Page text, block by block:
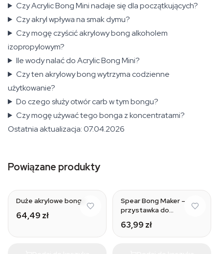
Czy Acrylic Bong Mini nadaje się dla początkujących?
Czy akryl wpływa na smak dymu?
Czy mogę czyścić akrylowy bong alkoholem
izopropylowym?
Ile wody nalać do Acrylic Bong Mini?
Czy ten akrylowy bong wytrzyma codzienne
użytkowanie?
Do czego służy otwór carb w tym bongu?
Czy mogę używać tego bonga z koncentratami?
Ostatnia aktualizacja: 07.04.2026
Powiązane produkty
Duże akrylowe bongo
64,49 zł
Spear Bong Maker –
przystawka do
butelkowego bonga
63,99 zł